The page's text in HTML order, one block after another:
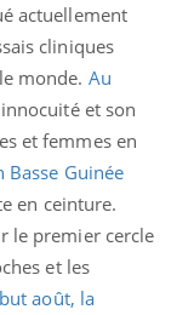
actuellement
cliniques
monde. Au
et son
et femmes en
Basse Guinée
en ceinture.
le premier cercle
et les
août, la